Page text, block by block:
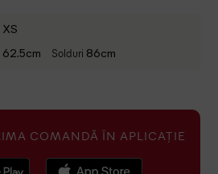
XS
62.5cm Solduri 86cm
COMANDĂ ÎN APLICAȚIE